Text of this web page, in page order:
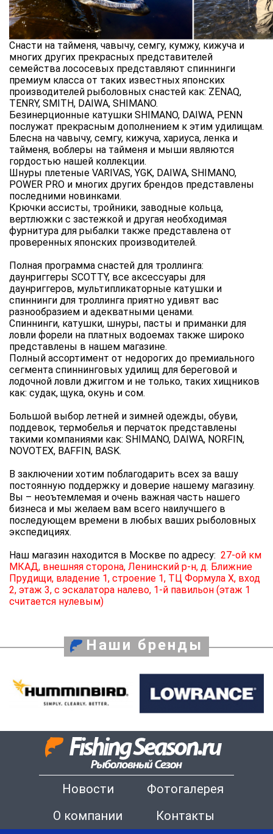
Снасти на тайменя, чавычу, семгу, кумжу, кижуча и
многих других прекрасных представителей
семейства лососевых представляют спиннинги
премиум класса от таких известных японских
производителей рыболовных снастей как: ZENAQ,
TENRY, SMITH, DAIWA, SHIMANO.
Безинерционные катушки SHIMANO, DAIWA, PENN
послужат прекрасным дополнением к этим удилищам.
Блесна на чавычу, семгу, кижуча, хариуса, ленка и
тайменя, воблеры на тайменя и мыши являются
гордостью нашей коллекции.
Шнуры плетеные VARIVAS, YGK, DAIWA, SHIMANO,
POWER PRO и многих других брендов представлены
последними новинками.
Крючки ассисты, тройники, заводные кольца,
вертлюжки с застежкой и другая необходимая
фурнитура для рыбалки также представлена от
проверенных японских производителей.
Полная программа снастей для троллинга:
даунриггеры SCOTTY, все аксессуары для
даунриггеров, мультипликаторные катушки и
спиннинги для троллинга приятно удивят вас
разнообразием и адекватными ценами.
Спиннинги, катушки, шнуры, пасты и приманки для
ловли форели на платных водоемах также широко
представлены в нашем магазине.
Полный ассортимент от недорогих до премиального
сегмента спиннинговых удилищ для береговой и
лодочной ловли джиггом и не только, таких хищников
как: судак, щука, окунь и сом.
Большой выбор летней и зимней одежды, обуви,
поддевок, термобелья и перчаток представлены
такими компаниями как: SHIMANO, DAIWA, NORFIN,
NOVOTEX, BAFFIN, BASK.
В заключении хотим поблагодарить всех за вашу
постоянную поддержку и доверие нашему магазину.
Вы – неоътемлемая и очень важная часть нашего
бизнеса и мы желаем вам всего наилучшего в
последующем времени в любых ваших рыболовных
экспедициях.
Наш магазин находится в Москве по адресу: 27-ой км
МКАД, внешняя сторона, Ленинский р-н, д. Ближние
Прудищи, владение 1, строение 1, ТЦ Формула X, вход
2, этаж 3, с эскалатора налево, 1-й павильон (этаж 1
считается нулевым)
Наши бренды
Новости
Фотогалерея
О компании
Контакты